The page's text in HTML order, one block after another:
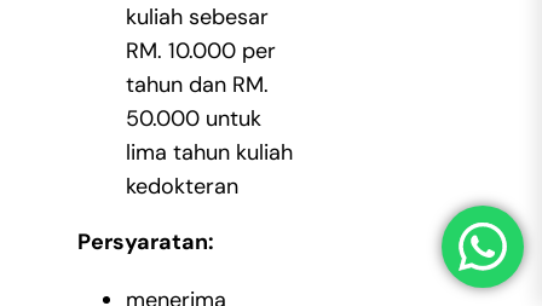
kuliah sebesar
RM. 10.000 per
tahun dan RM.
50.000 untuk
lima tahun kuliah
kedokteran
Persyaratan: